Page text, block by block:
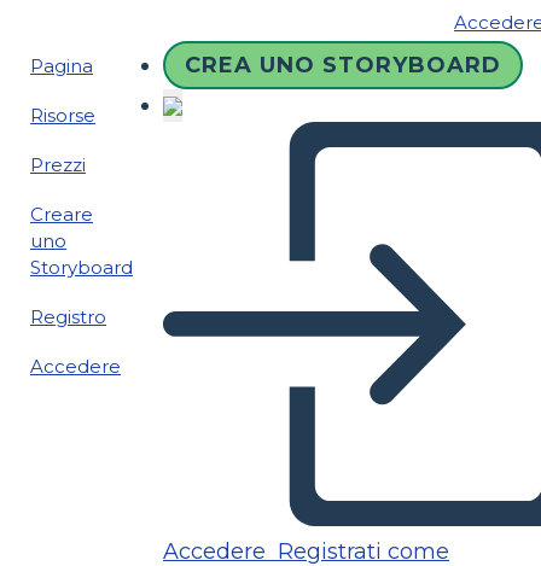
Pagina
Risorse
Prezzi
Creare
uno
Storyboard
Registro
Accedere
CREA UNO STORYBOARD
Accedere Registrati come